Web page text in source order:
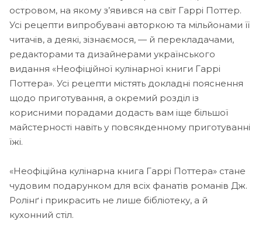
островом, на якому з’явився на світ Гаррі Поттер.
Усі рецепти випробувані авторкою та мільйонами її
читачів, а деякі, зізнаємося, — й перекладачами,
редакторами та дизайнерами українського
видання «Неофіційної кулінарної книги Гаррі
Поттера». Усі рецепти містять докладні пояснення
щодо приготування, а окремий розділ із
корисними порадами додасть вам іще більшої
майстерності навіть у повсякденному приготуванні
їжі.
«Неофіційна кулінарна книга Гаррі Поттера» стане
чудовим подарунком для всіх фанатів романів Дж.
Ролінґ і прикрасить не лише бібліотеку, а й
кухонний стіл.